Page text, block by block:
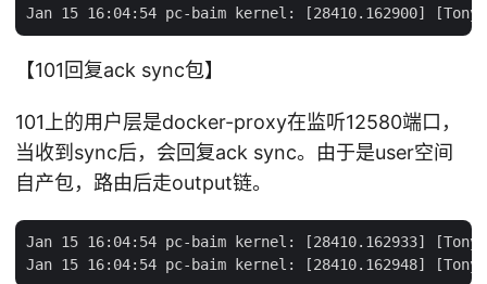
【101回复ack sync包】
101上的用户层是docker-proxy在监听12580端口，
当收到sync后，会回复ack sync。由于是user空间
自产包，路由后走output链。
Jan 15 16:04:54 pc-baim kernel: [28410.162933] [TonyBai]-